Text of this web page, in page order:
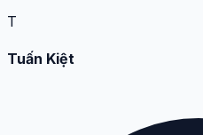
T
Tuấn Kiệt